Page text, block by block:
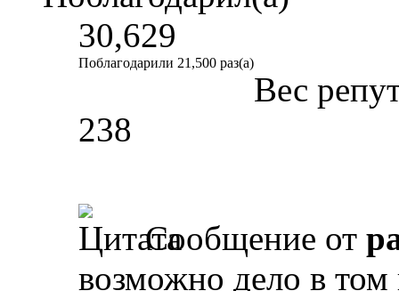
30,629
Поблагодарили 21,500 раз(а)
Вес
238
Сообщение от
возможно дело в том